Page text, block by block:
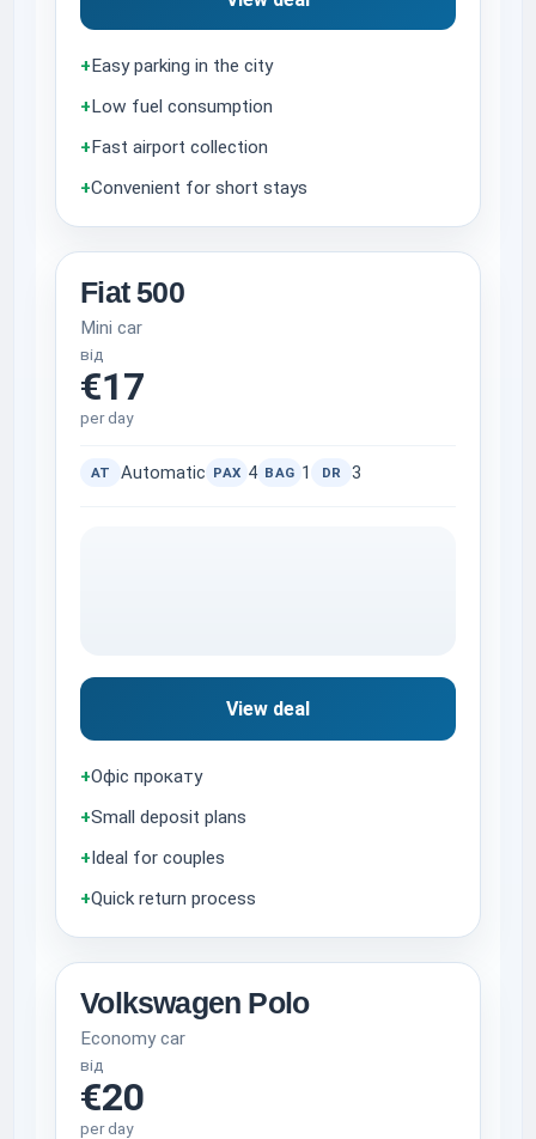
+ Easy parking in the city
+ Low fuel consumption
+ Fast airport collection
+Convenient for short stays
Fiat 500
Mini car
від
€17
per day
AT Automatic PAX 4 BAG 1 DR 3
View deal
+Офіс прокату
+Small deposit plans
+Ideal for couples
+Quick return process
Volkswagen Polo
Economy car
від
€20
per day